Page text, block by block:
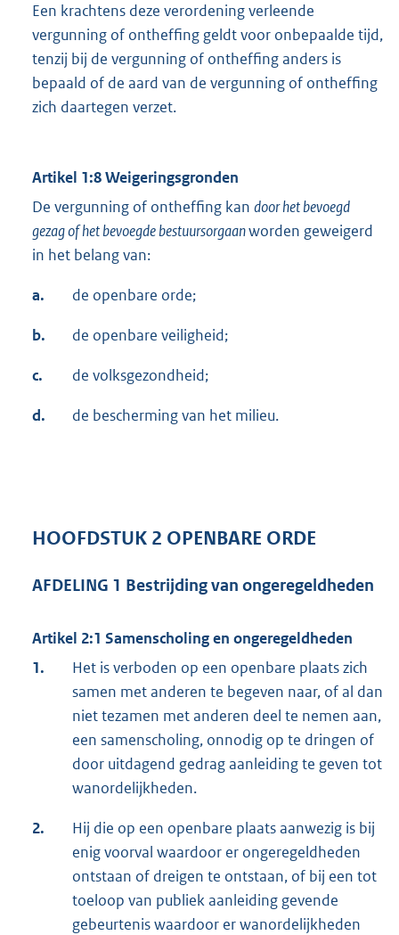
Een krachtens deze verordening verleende
vergunning of ontheffing geldt voor onbepaalde tijd,
tenzij bij de vergunning of ontheffing anders is
bepaald of de aard van de vergunning of ontheffing
zich daartegen verzet.
Artikel 1:8 Weigeringsgronden
De vergunning of ontheffing kan door het bevoegd
gezag of het bevoegde bestuursorgaanworden geweigerd
in het belang van:
a. de openbare orde;
b. de openbare veiligheid;
c. de volksgezondheid;
d. de bescherming van het milieu.
HOOFDSTUK 2 OPENBARE ORDE
AFDELING 1 Bestrijding van ongeregeldheden
Artikel 2:1 Samenscholing en ongeregeldheden
1.
Het is verboden op een openbare plaats zich
samen met anderen te begeven naar, of al dan
niet tezamen met anderen deel te nemen aan,
een samenscholing, onnodig op te dringen of
door uitdagend gedrag aanleiding te geven tot
wanordelijkheden.
2.
Hij die op een openbare plaats aanwezig is bij
enig voorval waardoor er ongeregeldheden
ontstaan of dreigen te ontstaan, of bij een tot
toeloop van publiek aanleiding gevende
gebeurtenis waardoor er wanordelijkheden